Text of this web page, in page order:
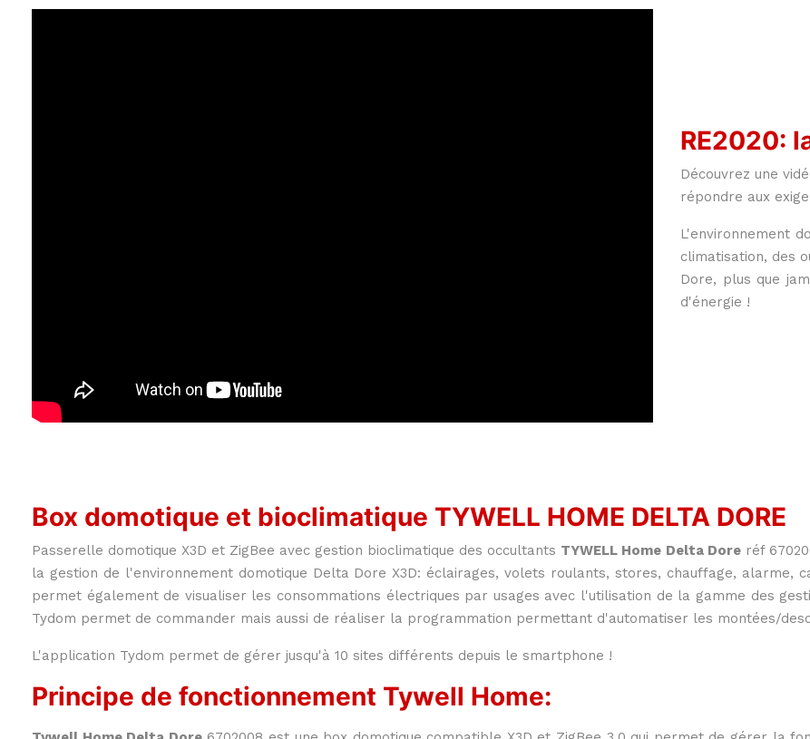
RE2020:
Découvrez une
répondre aux
L'environnement
climatisation, des
Dore, plus que
d'énergie !
Box domotique et bioclimatique TYWELL HOME DELTA DORE
Passerelle domotique X3D et ZigBee avec gestion bioclimatique des occultants TYWELL Home Delta Doreréf
la gestion de l'environnement domotique Delta Dore X3D: éclairages, volets roulants, stores, chauffage, alarme,
permet également de visualiser les consommations électriques par usages avec l'utilisation de la gamme des
Tydom permet de commander mais aussi de réaliser la programmation permettant d'automatiser les montées/
L'application Tydom permet de gérer jusqu'à 10 sites différents depuis le smartphone !
Principe de fonctionnement Tywell Home: